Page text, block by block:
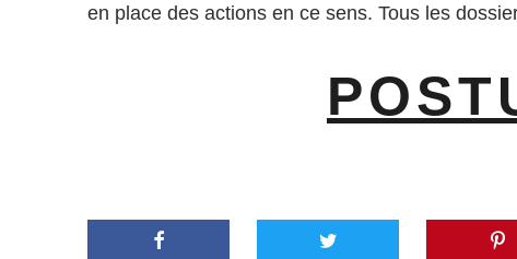
en place des actions en ce sens. Tous les